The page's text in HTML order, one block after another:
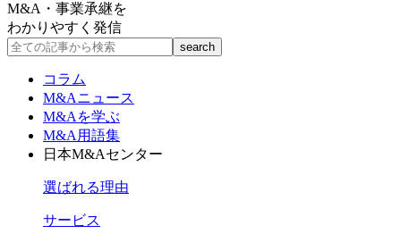
M&A・事業承継を
わかりやすく発信
コラム
M&Aニュース
M&Aを学ぶ
M&A用語集
日本M&Aセンター
選ばれる理由
サービス